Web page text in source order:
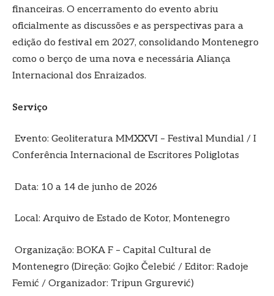
financeiras. O encerramento do evento abriu
oficialmente as discussões e as perspectivas para a
edição do festival em 2027, consolidando Montenegro
como o berço de uma nova e necessária Aliança
Internacional dos Enraizados.
Serviço
Evento: Geoliteratura MMXXVI – Festival Mundial / I
Conferência Internacional de Escritores Poliglotas
Data: 10 a 14 de junho de 2026
Local: Arquivo de Estado de Kotor, Montenegro
Organização: BOKA F – Capital Cultural de
Montenegro (Direção: Gojko Čelebić / Editor: Radoje
Femić / Organizador: Tripun Grgurević)